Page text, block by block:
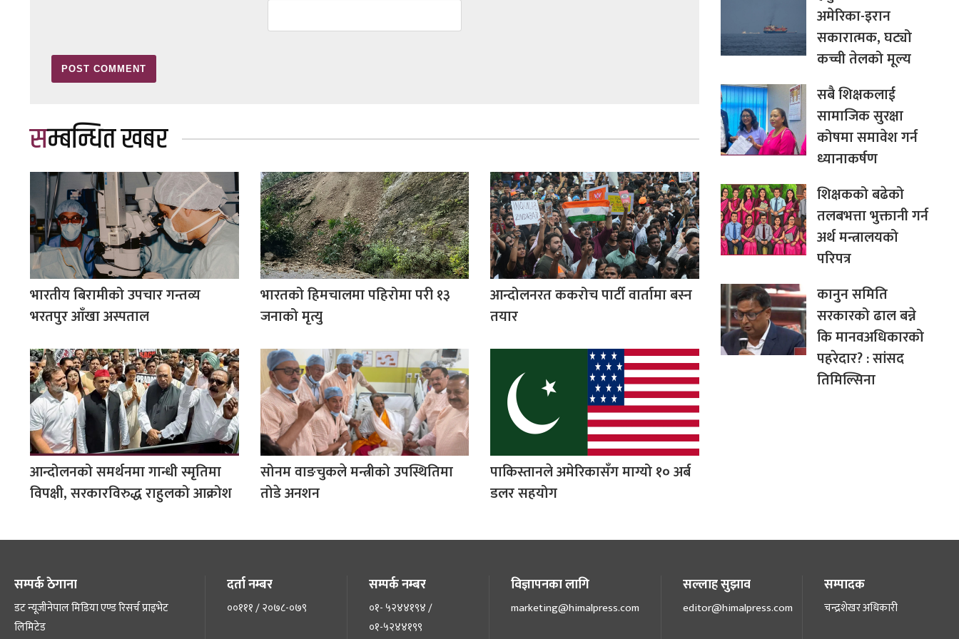
सम्बन्धित खबर
भारतीय बिरामीको उपचार गन्तव्य
भरतपुर आँखा अस्पताल
भारतको हिमचालमा पहिरोमा परी १३
जनाको मृत्यु
आन्दोलनरत ककरोच पार्टी वार्तामा बस्न
तयार
आन्दोलनको समर्थनमा गान्धी स्मृतिमा
विपक्षी, सरकारविरुद्ध राहुलको आक्रोश
सोनम वाङचुकले मन्त्रीको उपस्थितिमा
तोडे अनशन
पाकिस्तानले अमेरिकासँग माग्यो १० अर्ब
डलर सहयोग
अमेरिका-इरान
सकारात्मक, घट्यो
कच्ची तेलको मूल्य
सबै शिक्षकलाई
सामाजिक सुरक्षा
कोषमा समावेश गर्न
ध्यानाकर्षण
शिक्षकको बढेको
तलबभत्ता भुक्तानी गर्न
अर्थ मन्त्रालयको
परिपत्र
कानुन समिति
सरकारको ढाल बन्ने
कि मानवअधिकारको
पहरेदार? : सांसद
तिमिल्सिना
सम्पर्क ठेगाना
डट न्यूजीनेपाल मिडिया एण्ड रिसर्च प्राइभेट
लिमिटेड
दर्ता नम्बर
००१११ / २०७८-०७९
सम्पर्क नम्बर
०१- ५२४४१९४ /
०१-५२४४१९९
विज्ञापनका लागि
marketing@himalpress.com
सल्लाह सुझाव
editor@himalpress.com
सम्पादक
चन्द्रशेखर अधिकारी